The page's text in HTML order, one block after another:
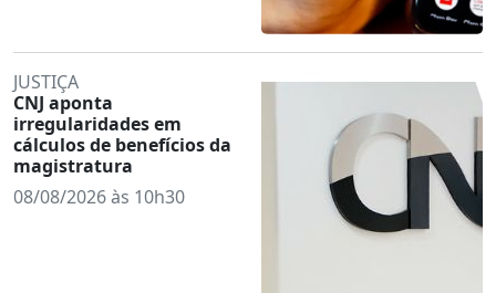
JUSTIÇA
CNJ aponta
irregularidades em
cálculos de benefícios da
magistratura
08/08/2026 às 10h30